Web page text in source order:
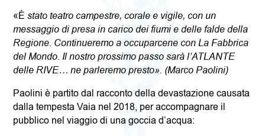
«Èstato teatro campestre, corale e vigile, con un
messaggio di presa in carico dei fiumi e delle falde della
Regione. Continueremo a occuparcene con La Fabbrica
del Mondo. Il nostro prossimo passo sarà l’ATLANTE
delle RIVE… ne parleremo presto». (Marco Paolini)
Paolini è partito dal racconto della devastazione causata
dalla tempesta Vaia nel 2018, per accompagnare il
pubblico nel viaggio di una goccia d’acqua: